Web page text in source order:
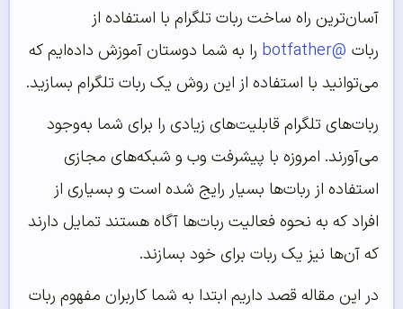
آسان‌ترین راه ساخت ربات تلگرام با استفاده از
ربات @botfather
را به شما دوستان آموزش داده‌ایم که
می‌توانید با استفاده از این روش یک ربات تلگرام بسازید.
ربات‌های تلگرام قابلیت‌‌‌‌‌های زیادی را برای شما به‌وجود
می‌آورند. امروزه با پیشرفت وب و شبکه‌های مجازی
استفاده از ربات‌ها بسیار رایج شده است و بسیاری از
افراد که به نحوه فعالیت ربات‌ها آگاه هستند تمایل دارند
که آن‌ها نیز یک ربات برای خود بسازند.
در این مقاله قصد داریم ابتدا به شما کاربران مفهوم ربات